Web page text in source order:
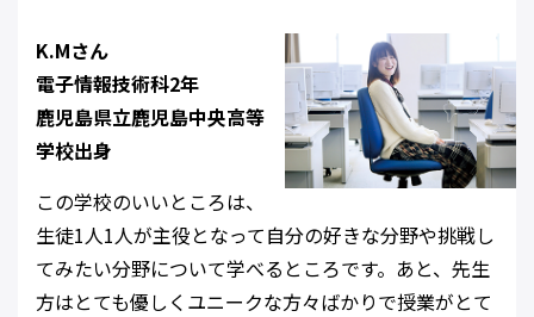
K.Mさん
電子情報技術科2年
鹿児島県立鹿児島中央高等
学校出身
この学校のいいところは、
生徒1人1人が主役となって自分の好きな分野や挑戦し
てみたい分野について学べるところです。あと、先生
方はとても優しくユニークな方々ばかりで授業がとて